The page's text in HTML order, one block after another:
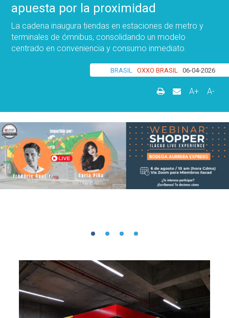
apuesta por la proximidad
La cadena inaugura tiendas en estaciones de metro y
terminales de ómnibus, consolidando un modelo
centrado en conveniencia y consumo inmediato.
BRASIL OXXO BRASIL 06-04-2026
A+ A-